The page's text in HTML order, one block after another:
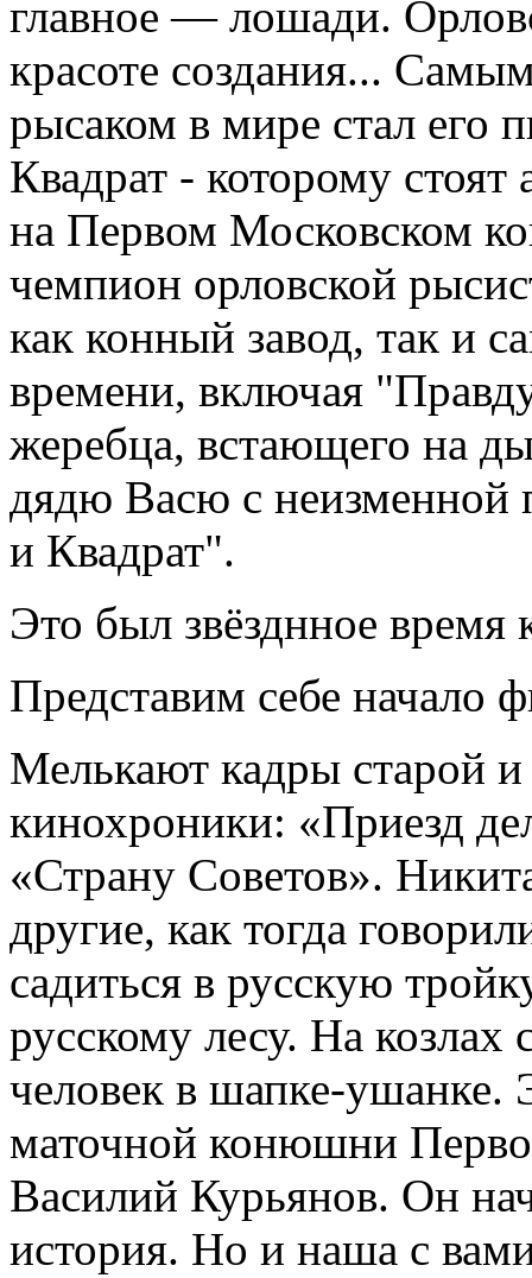
главное — лошади.
красоте создания...
рысаком в мире стал его
Квадрат - которому
на Первом Московском
чемпион орловской
как конный завод, так и
времени, включая
жеребца, встающего на
дядю Васю с неизменной
и Квадрат".
Это был звёзднное время
Представим себе начало
Мелькают кадры старой и
кинохроники: «Приезд
«Страну Советов».
другие, как тогда
садиться в русскую
русскому лесу. На козлах
человек в шапке-
маточной конюшни
Василий Курьянов. Он
история. Но и наша с